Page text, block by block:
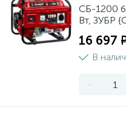
СБ-1200
Вт, ЗУБР
16 697
В
-